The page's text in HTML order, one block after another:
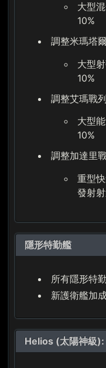
大型
10%
調整米瑪塔
大型
10%
調整艾瑪戰
大型
10%
調整加達里
重型
發射
隱形特勤艦
所有隱形特
新護衛艦加
Helios (太陽神級):